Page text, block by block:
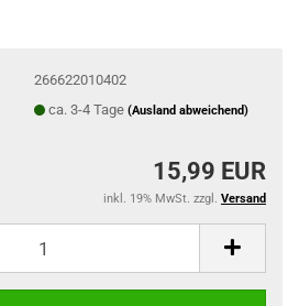
266622010402
ca. 3-4 Tage (Ausland abweichend)
15,99 EUR
inkl. 19% MwSt. zzgl. Versand